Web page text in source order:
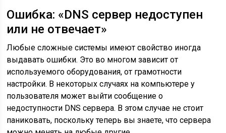
Ошибка: «DNS сервер недоступен
или не отвечает»
Любые сложные системы имеют свойство иногда
выдавать ошибки. Это во многом зависит от
используемого оборудования, от грамотности
настройки. В некоторых случаях на компьютере у
пользователя может выйти сообщение о
недоступности DNS сервера. В этом случае не стоит
паниковать, поскольку теперь вы знаете, что сервера